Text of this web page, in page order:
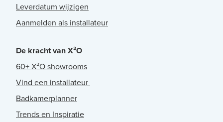
Leverdatum wijzigen
Aanmelden als installateur
De kracht van X²O
60+ X²O showrooms
Vind een installateur
Badkamerplanner
Trends en Inspiratie